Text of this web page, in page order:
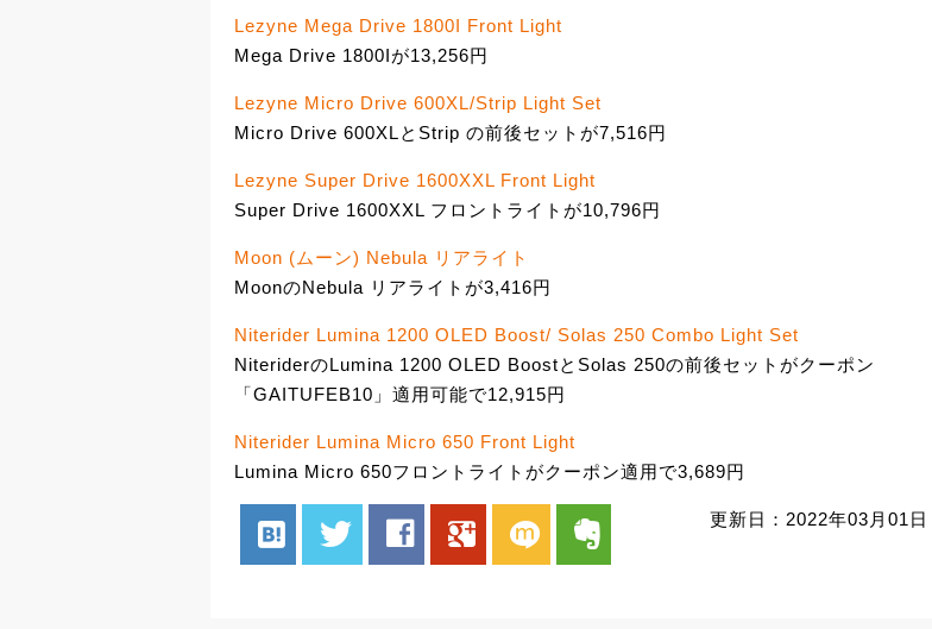
Lezyne Mega Drive 1800I Front Light
Mega Drive 1800Iが13,256円
Lezyne Micro Drive 600XL/Strip Light Set
Micro Drive 600XLとStrip の前後セットが7,516円
Lezyne Super Drive 1600XXL Front Light
Super Drive 1600XXL フロントライトが10,796円
Moon (ムーン) Nebula リアライト
MoonのNebula リアライトが3,416円
Niterider Lumina 1200 OLED Boost/ Solas 250 Combo Light Set
NiteriderのLumina 1200 OLED BoostとSolas 250の前後セットがクーポン
「GAITUFEB10」適用可能で12,915円
Niterider Lumina Micro 650 Front Light
Lumina Micro 650フロントライトがクーポン適用で3,689円
hatenabookmark twitter facebook google mixi evernote 更新日：2022年03月01日